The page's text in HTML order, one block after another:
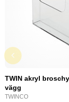
TWIN akryl
vägg
TWINCO